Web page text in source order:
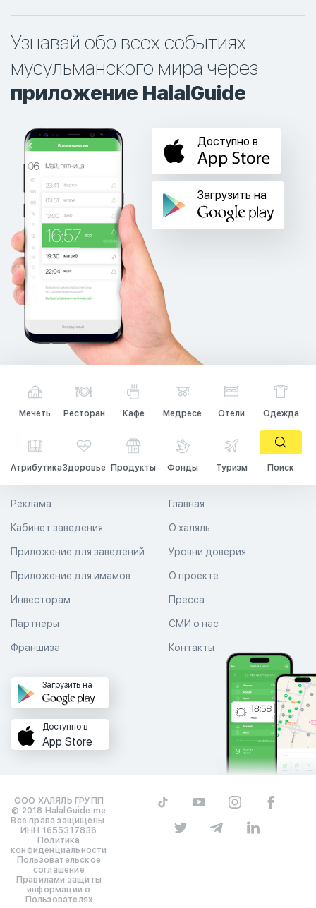
Узнавай обо всех событиях
мусульманского мира через
приложение HalalGuide
Доступно в
Загрузить на
Мечеть Ресторан Кафе Медресе Отели Одежда
АтрибутикаЗдоровье Продукты Фонды Туризм Поиск
Главная
О халяль
Уровни доверия
Реклама
Кабинет заведения
Приложение для заведений
Приложение для имамов О проекте
Пресса
СМИ о нас
Контакты
Инвесторам
Партнеры
Франшиза
Загрузить на
Доступно в
App Store
ООО ХАЛЯЛЬ ГРУПП
© 2018 HalalGuide.me
Все права защищены.
ИНН 1655317836
Политика
конфиденциальности
Пользовательское
соглашение
Правилами защиты
информации о
Пользователях